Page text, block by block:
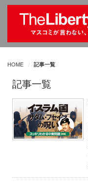
HOME 記事一覧
記事一覧